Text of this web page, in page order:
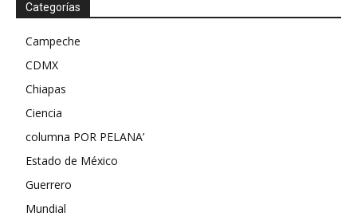
Categorías
Campeche
CDMX
Chiapas
Ciencia
columna POR PELANA’
Estado de México
Guerrero
Mundial